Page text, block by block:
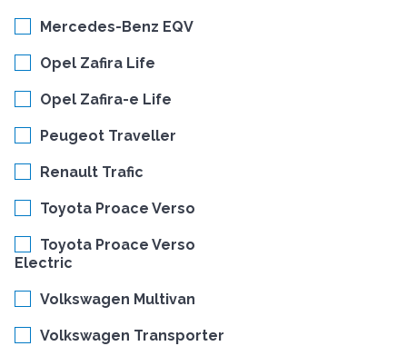
Mercedes-Benz EQV
Opel Zafira Life
Opel Zafira-e Life
Peugeot Traveller
Renault Trafic
Toyota Proace Verso
Toyota Proace Verso
Electric
Volkswagen Multivan
Volkswagen Transporter